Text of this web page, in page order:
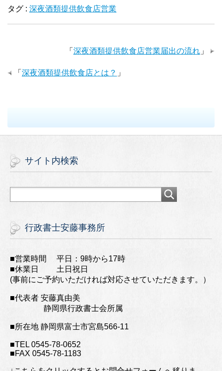
タグ : 深夜酒類提供飲食店営業
「 深夜酒類提供飲食店営業届出の流れ 」
「 深夜酒類提供飲食店とは？ 」
サイト内検索
行政書士安藤事務所
■営業時間 平日：9時から17時
■休業日 土日祝日
(事前にご予約いただければ対応させていただきます。）
■代表者 安藤真由美
静岡県行政書士会所属
■所在地 静岡県富士市宮島566-11
■TEL 0545-78-0652
■FAX 0545-78-1183